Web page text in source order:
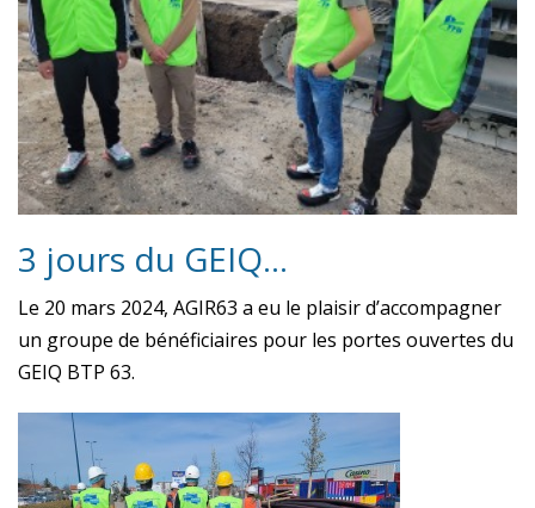
3 jours du GEIQ…
Le 20 mars 2024, AGIR63 a eu le plaisir d’accompagner
un groupe de bénéficiaires pour les portes ouvertes du
GEIQ BTP 63.